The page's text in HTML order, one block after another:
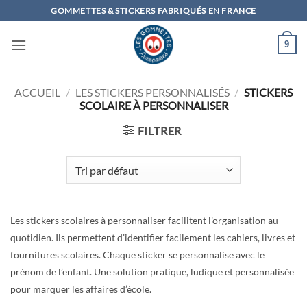
au
contenu
GOMMETTES & STICKERS FABRIQUÉS EN FRANCE
9
ACCUEIL / LES STICKERS PERSONNALISÉS / STICKERS
SCOLAIRE À PERSONNALISER
FILTRER
Les stickers scolaires à personnaliser facilitent l’organisation au
quotidien. Ils permettent d’identifier facilement les cahiers, livres et
fournitures scolaires. Chaque sticker se personnalise avec le
prénom de l’enfant. Une solution pratique, ludique et personnalisée
pour marquer les affaires d’école.